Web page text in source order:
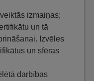
izmaiņas;
un tā
Izvēles
un sfēras
darbības